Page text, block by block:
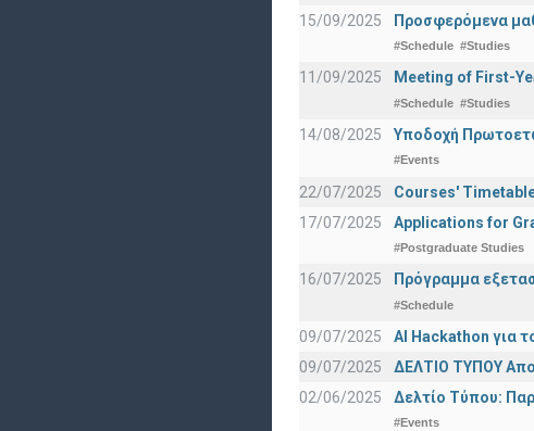
15/09/2025
Προσφερόμενα
#Schedule #Studies
11/09/2025 Meeting of First-
#Schedule #Studies
14/08/2025 Υποδοχή
#Events
22/07/2025
Courses'
17/07/2025
Applications for
#Postgraduate Studies
16/07/2025 Πρόγραμμα
#Schedule
09/07/2025
AI Hackathon για
09/07/2025
ΔΕΛΤΙΟ ΤΥΠΟΥ
02/06/2025
Δελτίο Τύπου:
#Events